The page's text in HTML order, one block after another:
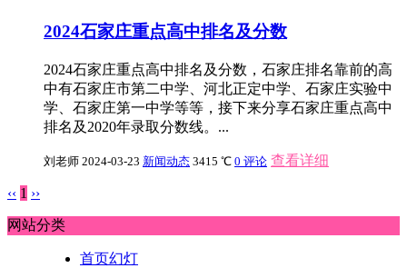
2024石家庄重点高中排名及分数
2024石家庄重点高中排名及分数，石家庄排名靠前的高
中有石家庄市第二中学、河北正定中学、石家庄实验中
学、石家庄第一中学等等，接下来分享石家庄重点高中
排名及2020年录取分数线。...
刘老师 2024-03-23 新闻动态 3415 ℃ 0 评论 查看详细
‹‹ 1 ››
网站分类
首页幻灯